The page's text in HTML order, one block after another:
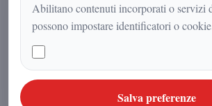
Ascolta o avvia la sintesi
lettura sintetica dal browser.
Sintesi vocale browser
Abilitano contenuti incorporati o servizi
possono impostare identificatori o
Salva preferenze